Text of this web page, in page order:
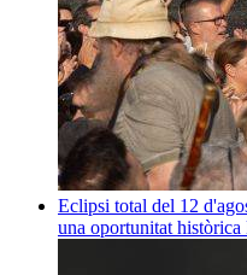
Eclipsi total del 12
una oportunitat històrica